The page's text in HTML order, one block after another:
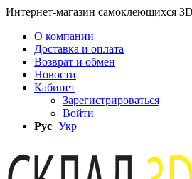
Интернет-магазин самоклеющихся
О компании
Доставка и оплата
Возврат и обмен
Новости
Кабинет
Зарегистрироваться
Войти
Рус Укр